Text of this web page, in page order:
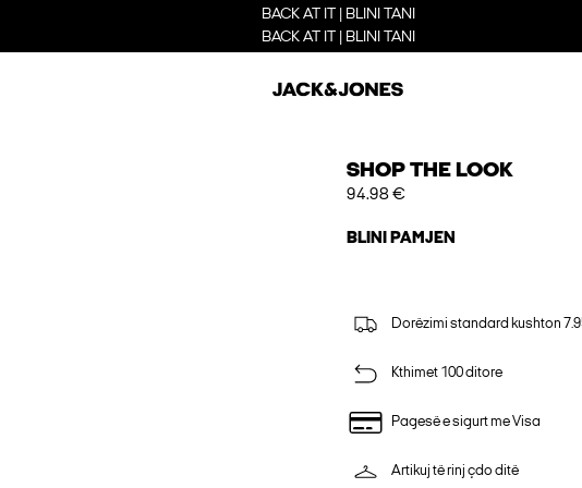
BACK AT IT | BLINI TANI
BACK AT IT | BLINI TANI
SHOP THE LOOK
94.98 €
BLINI PAMJEN
Dorëzimi standard kushton
Kthimet 100 ditore
Pagesë e sigurt me Visa
Artikuj të rinj çdo ditë